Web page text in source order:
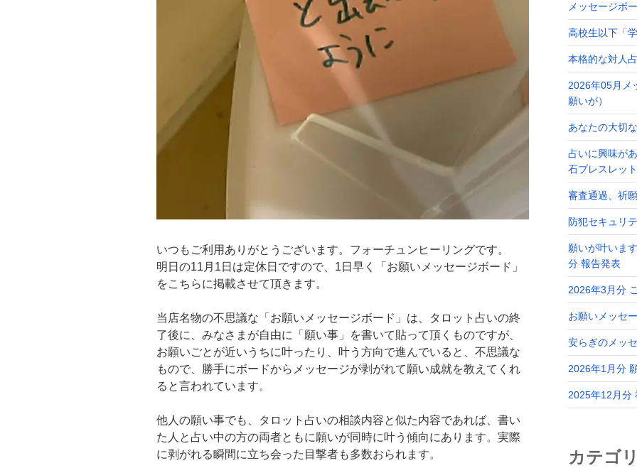
いつもご利用ありがとうございます。フォーチュンヒーリングです。
明日の11月1日は定休日ですので、1日早く「お願いメッセージボード」
をこちらに掲載させて頂きます。
当店名物の不思議な「お願いメッセージボード」は、タロット占いの終
了後に、みなさまが自由に「願い事」を書いて貼って頂くものですが、
お願いごとが近いうちに叶ったり、叶う方向で進んでいると、不思議な
もので、勝手にボードからメッセージが剥がれて願い成就を教えてくれ
ると言われています。
他人の願い事でも、タロット占いの相談内容と似た内容であれば、書い
た人と占い中の方の両者ともに願いが同時に叶う傾向にあります。実際
に剥がれる瞬間に立ち会った目撃者も多数おられます。
メッセージボ
高校生以下「
本格的な対人
2026年05月メ
願いが）
あなたの大切
占いに興味が
石ブレスレット
審査通過、祈
防犯セキュリ
願いが叶いま
分 報告発表
2026年3月分
お願いメッセ
安らぎのメッ
2026年1月分
2025年12月分
カテゴ